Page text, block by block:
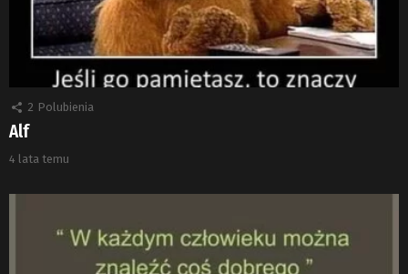
2 Polubienia
Alf
4 lata temu